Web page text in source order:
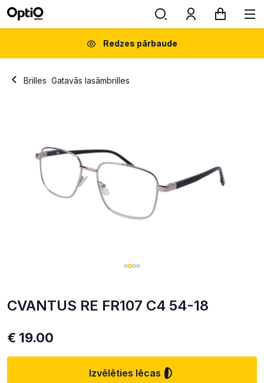
Redzes pārbaude
Brilles Gatavās lasāmbrilles
CVANTUS RE FR107 C4 54-18
€ 19.00
Izvēlēties lēcas